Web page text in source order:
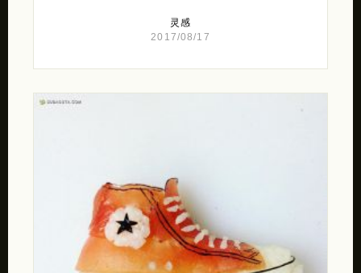
灵感
2017/08/17